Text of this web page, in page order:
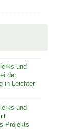
und
der
in Leichter
und
Projekts